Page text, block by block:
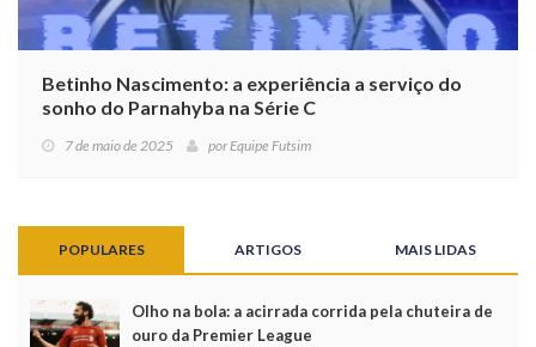
Betinho Nascimento: a experiência a serviço do
sonho do Parnahyba na Série C
7 de maio de 2025 porEquipe Futsim
POPULARES ARTIGOS MAIS LIDAS
Olho na bola: a acirrada corrida pela chuteira de
ouro da Premier League